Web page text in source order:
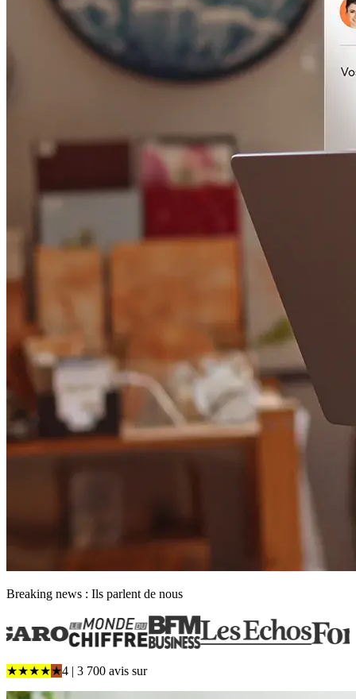
Breaking news : Ils parlent de nous
★★★★★4 | 3 700 avis sur